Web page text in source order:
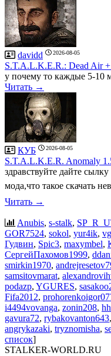
davidd 2026-08-05
S.T.A.L.K.E.R.: Dead Air
у почему то каждые 5-10
Читать →
КУБ 2026-08-05
S.T.A.L.K.E.R. Anomaly
здравствуйте дайте
мода,что такое скачать
Читать →
Anubis, s-stalk,
GOR7524, sokol, yur4ik,
Гудвин, Spic3, maxymbel,
СергейПахомов1999,
smirkin1970,
samsitovmarat,
podazp, YGURES,
Fifa2012,
i4494vovanga, zonin208,
gavura72, rybakovanton643,
angrykazaki, tryznomisha,
список]
STALKER-WORLD.RU